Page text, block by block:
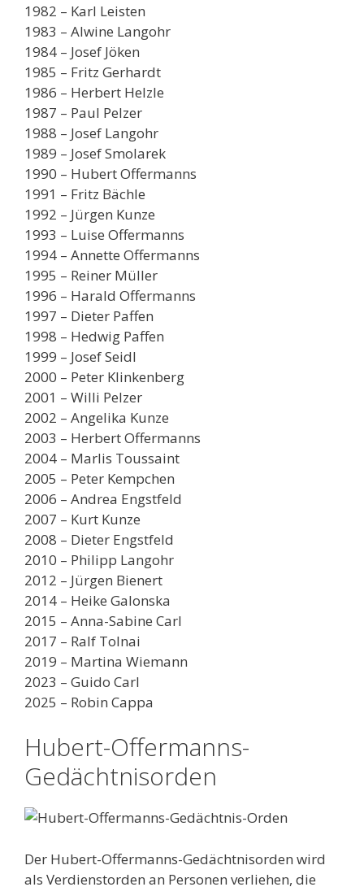
1982 – Karl Leisten
1983 – Alwine Langohr
1984 – Josef Jöken
1985 – Fritz Gerhardt
1986 – Herbert Helzle
1987 – Paul Pelzer
1988 – Josef Langohr
1989 – Josef Smolarek
1990 – Hubert Offermanns
1991 – Fritz Bächle
1992 – Jürgen Kunze
1993 – Luise Offermanns
1994 – Annette Offermanns
1995 – Reiner Müller
1996 – Harald Offermanns
1997 – Dieter Paffen
1998 – Hedwig Paffen
1999 – Josef Seidl
2000 – Peter Klinkenberg
2001 – Willi Pelzer
2002 – Angelika Kunze
2003 – Herbert Offermanns
2004 – Marlis Toussaint
2005 – Peter Kempchen
2006 – Andrea Engstfeld
2007 – Kurt Kunze
2008 – Dieter Engstfeld
2010 – Philipp Langohr
2012 – Jürgen Bienert
2014 – Heike Galonska
2015 – Anna-Sabine Carl
2017 – Ralf Tolnai
2019 – Martina Wiemann
2023 – Guido Carl
2025 – Robin Cappa
Hubert-Offermanns-
Gedächtnisorden
Der Hubert-Offermanns-Gedächtnisorden wird
als Verdienstorden an Personen verliehen, die